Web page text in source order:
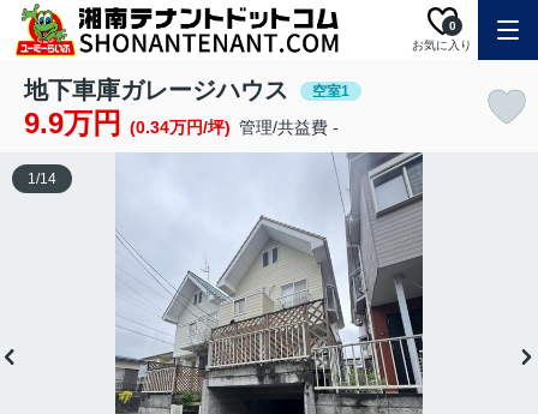
お気に入り
0
地下車庫ガレージハウス 空室1
9.9万円 (0.34万円/坪) 管理/共益費 -
1/14